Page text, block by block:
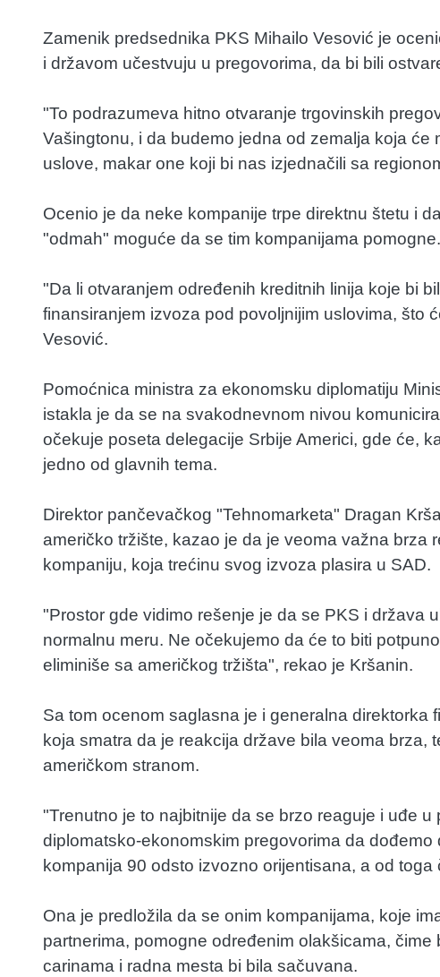
Zamenik predsednika PKS Mihailo Vesović je
i državom učestvuju u pregovorima, da bi bili
"To podrazumeva hitno otvaranje trgovinskih
Vašingtonu, i da budemo jedna od zemalja koja
uslove, makar one koji bi nas izjednačili sa
Ocenio je da neke kompanije trpe direktnu štetu i
"odmah" moguće da se tim kompanijama pomogne.
"Da li otvaranjem određenih kreditnih linija koje bi
finansiranjem izvoza pod povoljnijim uslovima, što
Vesović.
Pomoćnica ministra za ekonomsku diplomatiju
istakla je da se na svakodnevnom nivou
očekuje poseta delegacije Srbije Americi, gde će,
jedno od glavnih tema.
Direktor pančevačkog "Tehnomarketa" Dragan
američko tržište, kazao je da je veoma važna brza
kompaniju, koja trećinu svog izvoza plasira u SAD.
"Prostor gde vidimo rešenje je da se PKS i država
normalnu meru. Ne očekujemo da će to biti
eliminiše sa američkog tržišta", rekao je Kršanin.
Sa tom ocenom saglasna je i generalna direktorka
koja smatra da je reakcija države bila veoma
američkom stranom.
"Trenutno je to najbitnije da se brzo reaguje i uđe
diplomatsko-ekonomskim pregovorima da
kompanija 90 odsto izvozno orijentisana, a od
Ona je predložila da se onim kompanijama, koje
partnerima, pomogne određenim olakšicama,
carinama i radna mesta bi bila sačuvana.